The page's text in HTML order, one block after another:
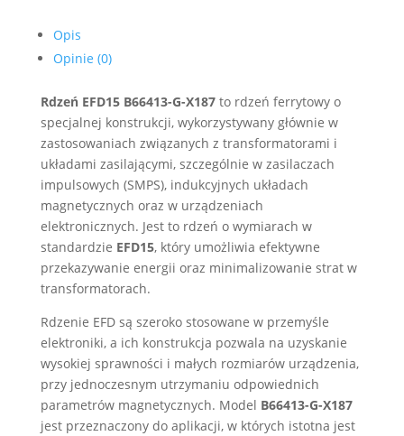
Opis
Opinie (0)
Rdzeń EFD15 B66413-G-X187to rdzeń ferrytowy o
specjalnej konstrukcji, wykorzystywany głównie w
zastosowaniach związanych z transformatorami i
układami zasilającymi, szczególnie w zasilaczach
impulsowych (SMPS), indukcyjnych układach
magnetycznych oraz w urządzeniach
elektronicznych. Jest to rdzeń o wymiarach w
standardzie EFD15, który umożliwia efektywne
przekazywanie energii oraz minimalizowanie strat w
transformatorach.
Rdzenie EFD są szeroko stosowane w przemyśle
elektroniki, a ich konstrukcja pozwala na uzyskanie
wysokiej sprawności i małych rozmiarów urządzenia,
przy jednoczesnym utrzymaniu odpowiednich
parametrów magnetycznych. Model B66413-G-X187
jest przeznaczony do aplikacji, w których istotna jest